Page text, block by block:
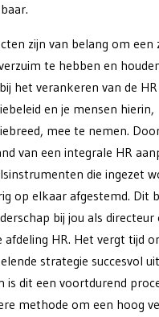
zijn van belang om een
te hebben en
het verankeren van de
en je mensen hierin,
mee te nemen.
van een integrale HR
die ingezet
op elkaar afgestemd. Dit
bij jou als directeur
afdeling HR. Het vergt tijd
strategie succesvol
is dit een voortdurend
methode om een hoog